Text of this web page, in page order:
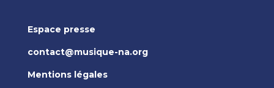
Espace presse
contact@musique-na.org
Mentions légales